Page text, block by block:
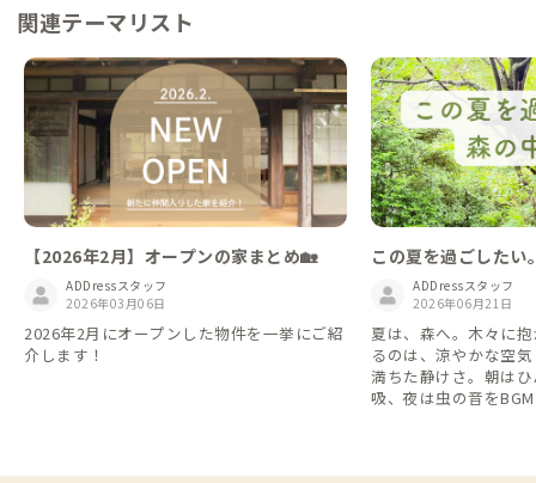
関連テーマリスト
【2026年2月】オープンの家まとめ🏡
ADDressスタッフ
2026年03月06日
2026年2月にオープンした物件を一挙にご紹
介します！
この夏を過ごしたい
ADDressスタッフ
2026年06月21日
夏は、森へ。木々に
るのは、涼やかな空
満ちた静けさ。朝は
吸、夜は虫の音を